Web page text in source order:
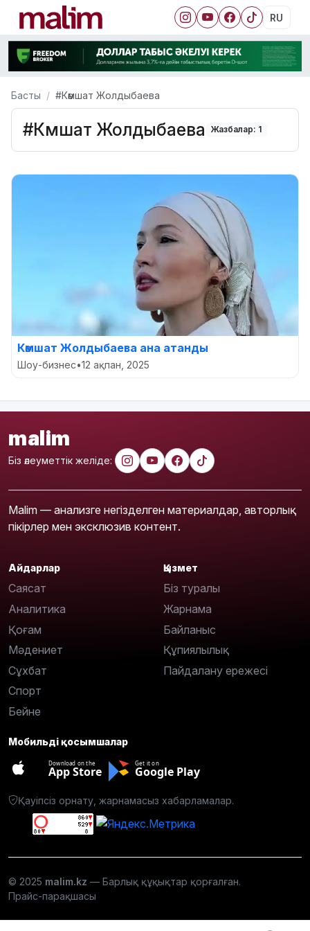
RU
Басты #Кәмшат Жолдыбаева
#Кәмшат Жолдыбаева Жазбалар: 1
Кәмшат Жолдыбаева ана атанды
Шоу-бизнес•12 ақпан, 2025
malim
Біз әлеуметтік желіде:
Malim — анализге негізделген материалдар, авторлық
пікірлер мен эксклюзив контент.
Айдарлар
Саясат
Аналитика
Қоғам
Мәдениет
Сұхбат
Спорт
Бейне
Қызмет
Біз туралы
Жарнама
Байланыс
Құпиялылық
Пайдалану ережесі
Мобильді қосымшалар
Download on the
App Store
Get it on
Google Play
Қауіпсіз орнату, жарнамасыз хабарламалар.
© 2025 malim.kz — Барлық құқықтар қорғалған.
Прайс-парақшасы